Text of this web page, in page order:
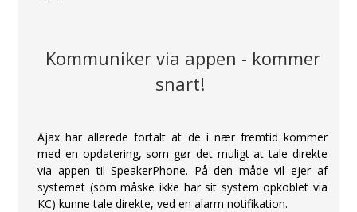
Kommuniker via appen - kommer
snart!
Ajax har allerede fortalt at de i nær fremtid kommer
med en opdatering, som gør det muligt at tale direkte
via appen til SpeakerPhone. På den måde vil ejer af
systemet (som måske ikke har sit system opkoblet via
KC) kunne tale direkte, ved en alarm notifikation.